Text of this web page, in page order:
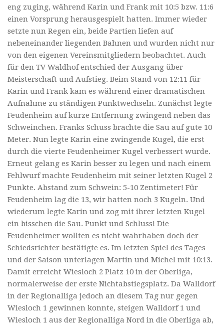
eng zuging, während Karin und Frank mit 10:5 bzw. 11:6
einen Vorsprung herausgespielt hatten. Immer wieder
setzte nun Regen ein, beide Partien liefen auf
nebeneinander liegenden Bahnen und wurden nicht nur
von den eigenen Vereinsmitgliedern beobachtet. Auch
für den TV Waldhof entschied der Ausgang über
Meisterschaft und Aufstieg. Beim Stand von 12:11 für
Karin und Frank kam es während einer dramatischen
Aufnahme zu ständigen Punktwechseln. Zunächst legte
Feudenheim auf kurze Entfernung zwingend neben das
Schweinchen. Franks Schuss brachte die Sau auf gute 10
Meter. Nun legte Karin eine zwingende Kugel, die erst
durch die vierte Feudenheimer Kugel verbessert wurde.
Erneut gelang es Karin besser zu legen und nach einem
Fehlwurf machte Feudenheim mit seiner letzten Kugel 2
Punkte. Abstand zum Schwein: 5-10 Zentimeter! Für
Feudenheim lag die 13, wir hatten noch 3 Kugeln. Und
wiederum legte Karin und zog mit ihrer letzten Kugel
ein bisschen die Sau. Punkt und Schluss! Die
Feudenheimer wollten es nicht wahrhaben doch der
Schiedsrichter bestätigte es. Im letzten Spiel des Tages
und der Saison unterlagen Martin und Michel mit 10:13.
Damit erreicht Wiesloch 2 Platz 10 in der Oberliga,
normalerweise der erste Nichtabstiegsplatz. Da Walldorf
in der Regionalliga jedoch an diesem Tag nur gegen
Wiesloch 1 gewinnen konnte, steigen Walldorf 1 und
Wiesloch 1 aus der Regionalliga Nord in die Oberliga ab,